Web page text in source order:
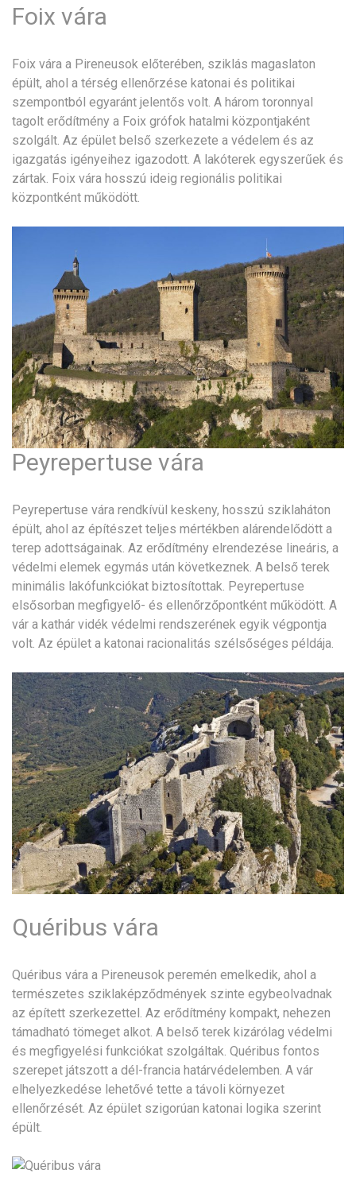
Foix vára
Foix vára a Pireneusok előterében, sziklás magaslaton
épült, ahol a térség ellenőrzése katonai és politikai
szempontból egyaránt jelentős volt. A három toronnyal
tagolt erődítmény a Foix grófok hatalmi központjaként
szolgált. Az épület belső szerkezete a védelem és az
igazgatás igényeihez igazodott. A lakóterek egyszerűek és
zártak. Foix vára hosszú ideig regionális politikai
központként működött.
Peyrepertuse vára
Peyrepertuse vára rendkívül keskeny, hosszú sziklaháton
épült, ahol az építészet teljes mértékben alárendelődött a
terep adottságainak. Az erődítmény elrendezése lineáris, a
védelmi elemek egymás után következnek. A belső terek
minimális lakófunkciókat biztosítottak. Peyrepertuse
elsősorban megfigyelő- és ellenőrzőpontként működött. A
vár a kathár vidék védelmi rendszerének egyik végpontja
volt. Az épület a katonai racionalitás szélsőséges példája.
Quéribus vára
Quéribus vára a Pireneusok peremén emelkedik, ahol a
természetes sziklaképződmények szinte egybeolvadnak
az épített szerkezettel. Az erődítmény kompakt, nehezen
támadható tömeget alkot. A belső terek kizárólag védelmi
és megfigyelési funkciókat szolgáltak. Quéribus fontos
szerepet játszott a dél-francia határvédelemben. A vár
elhelyezkedése lehetővé tette a távoli környezet
ellenőrzését. Az épület szigorúan katonai logika szerint
épült.